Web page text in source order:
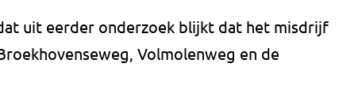
uit eerder onderzoek blijkt dat het misdrijf
Volmolenweg en de